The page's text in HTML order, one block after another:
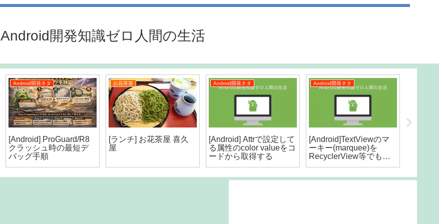
Android開発知識ゼロ人間の生活
Android開発ネタ
[Android] ProGuard/R8
クラッシュ時の最短デ
バッグ手順
お花茶屋
[ランチ] お花茶屋 喜久
屋
Android開発ネタ
[Android] Attrで設定して
る属性のcolor valueをコ
ードから取得する
Android開発ネタ
[Android]TextViewのマ
ーキー(marquee)を
RecyclerView等でも動